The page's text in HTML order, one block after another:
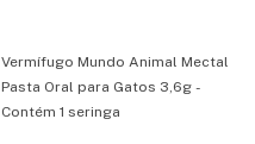
Vermífugo Mundo Animal Mectal
Pasta Oral para Gatos 3,6g -
Contém 1 seringa